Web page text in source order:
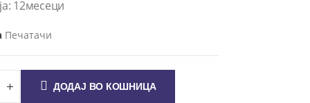
12месеци
Печатачи
ДОДАЈ ВО КОШНИЦА